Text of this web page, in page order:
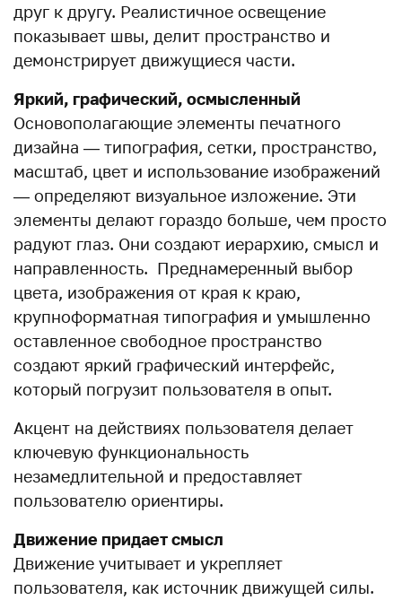
друг к другу. Реалистичное освещение
показывает швы, делит пространство и
демонстрирует движущиеся части.
Яркий, графический, осмысленный
Основополагающие элементы печатного
дизайна — типография, сетки, пространство,
масштаб, цвет и использование изображений
— определяют визуальное изложение. Эти
элементы делают гораздо больше, чем просто
радуют глаз. Они создают иерархию, смысл и
направленность. Преднамеренный выбор
цвета, изображения от края к краю,
крупноформатная типография и умышленно
оставленное свободное пространство
создают яркий графический интерфейс,
который погрузит пользователя в опыт.
Акцент на действиях пользователя делает
ключевую функциональность
незамедлительной и предоставляет
пользователю ориентиры.
Движение придает смысл
Движение учитывает и укрепляет
пользователя, как источник движущей силы.